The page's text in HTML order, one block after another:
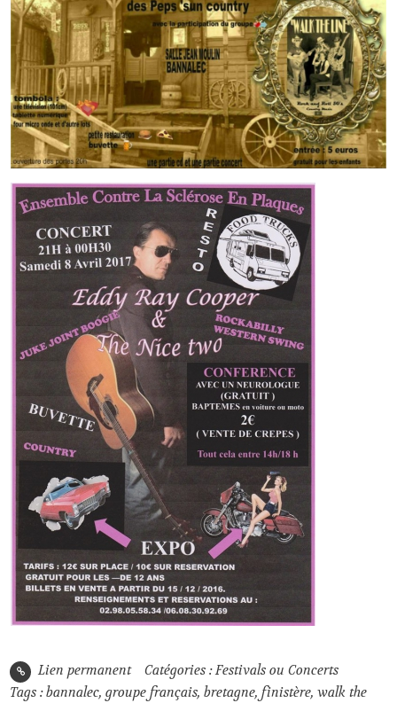
Lien permanent Catégories :Festivals ou Concerts
Tags :bannalec,groupe français,bretagne,finistère,walk the